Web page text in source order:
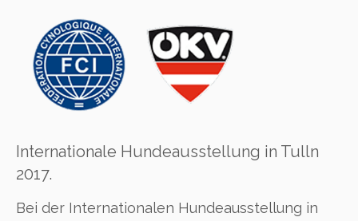
Internationale Hundeausstellung in Tulln
2017.
Bei der Internationalen Hundeausstellung in